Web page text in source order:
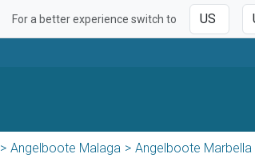
For a better experience switch to
Angelboote Malaga Angelboote Marbella